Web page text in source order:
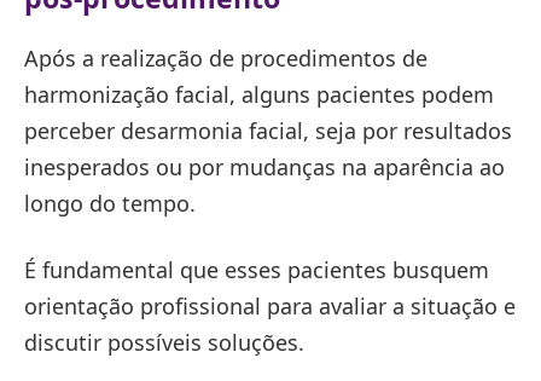
Após a realização de procedimentos de
harmonização facial, alguns pacientes podem
perceber desarmonia facial, seja por resultados
inesperados ou por mudanças na aparência ao
longo do tempo.
É fundamental que esses pacientes busquem
orientação profissional para avaliar a situação e
discutir possíveis soluções.